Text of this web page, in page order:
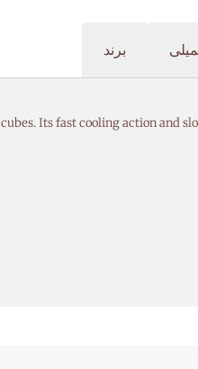
برند
Its fast cooling action